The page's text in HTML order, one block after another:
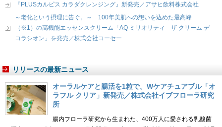
『PLUSカルピス カラダクレンジング』新発売／アサヒ飲料株式会社
～老化という摂理に告ぐ。～ 100年美肌への想いを込めた最高峰
（※1）の高機能エッセンスクリーム「AQ ミリオリティ ザ クリーム デ
コラシオン」を発売／株式会社コーセー
リリースの最新ニュース
オーラルケアと腸活を1粒で。Wケアチュアブル「オ
ラフル クリア」新発売／株式会社イブフローラ研究
所
腸内フローラ研究から生まれた、400万人に愛される乳酸菌